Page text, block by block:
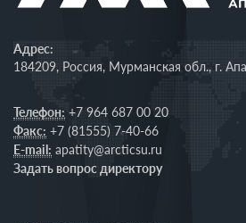
Адрес:
184209, Россия, Мурманская обл., г.
Телефон: +7 964 687 00 20
Факс: +7 (81555) 7-40-66
E-mail: apatity@arcticsu.ru
Задать вопрос директору